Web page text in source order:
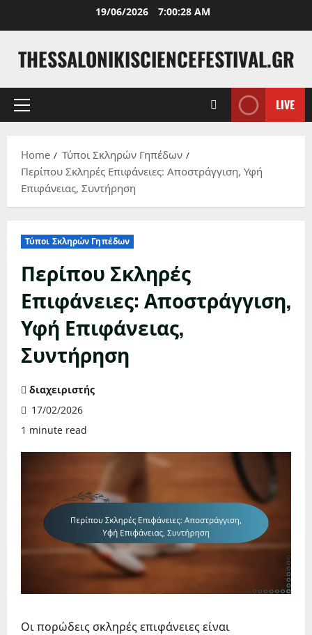
19/06/2026 7:00:29 AM
THESSALONIKISCIENCEFESTIVAL.GR
Primary
LIVE
Home
Τύποι Σκληρών Γηπέδων
Περίπου Σκληρές Επιφάνειες: Αποστράγγιση, Υφή
Επιφάνειας, Συντήρηση
Τύποι Σκληρών Γηπέδων
Περίπου Σκληρές
Επιφάνειες: Αποστράγγιση,
Υφή Επιφάνειας,
Συντήρηση
διαχειριστής
17/02/2026
1 minute read
Οι πορώδεις σκληρές επιφάνειες είναι